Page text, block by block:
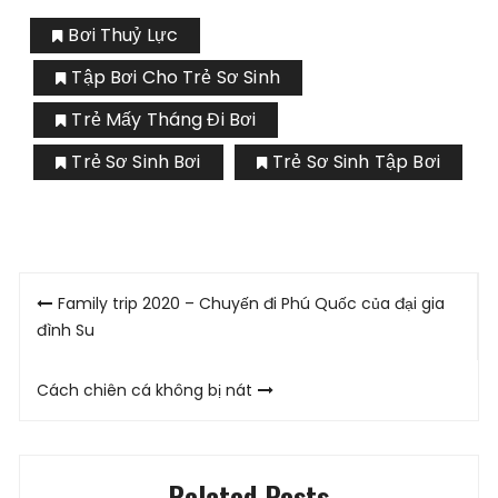
Bơi Thuỷ Lực
Tập Bơi Cho Trẻ Sơ Sinh
Trẻ Mấy Tháng Đi Bơi
Trẻ Sơ Sinh Bơi
Trẻ Sơ Sinh Tập Bơi
Post
navigation
Family trip 2020 – Chuyến đi Phú Quốc của đại gia
đình Su
Cách chiên cá không bị nát